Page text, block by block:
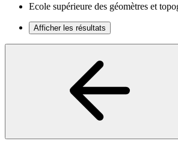
Ecole supérieure des géomètres et
Afficher les résultats